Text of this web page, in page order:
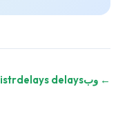
← وبaderegistrdelays delays